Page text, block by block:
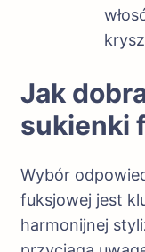
Jak
sukienki
Wybór
fuksjowej jest
harmonijnej